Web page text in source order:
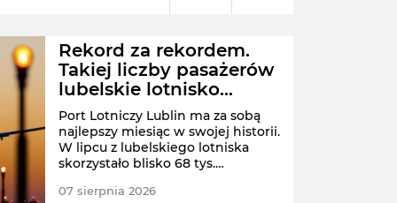
Rekord za rekordem.
Takiej liczby pasażerów
lubelskie lotnisko
jeszcze nie odprawiło
Port Lotniczy Lublin ma za sobą
najlepszy miesiąc w swojej historii.
W lipcu z lubelskiego lotniska
skorzystało blisko 68 tys.
07 sierpnia 2026